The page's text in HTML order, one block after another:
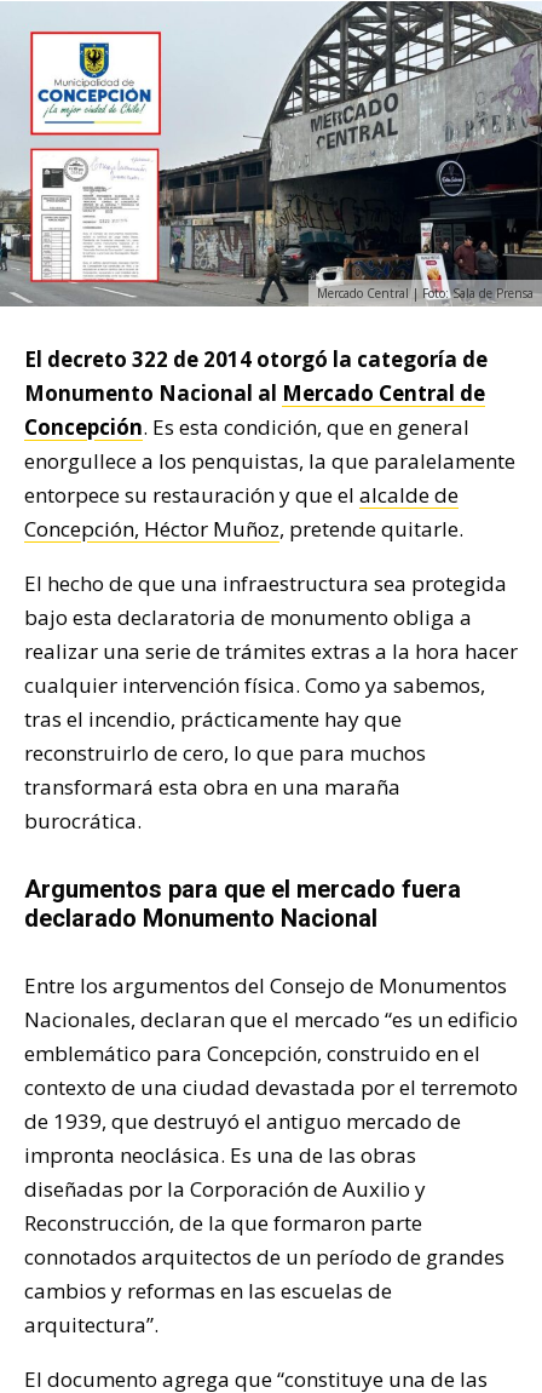
Mercado Central | Foto: Sala de Prensa
El decreto 322 de 2014 otorgó la categoría de
Monumento Nacional al Mercado Central de
Concepción. Es esta condición, que en general
enorgullece a los penquistas, la que paralelamente
entorpece su restauración y que el alcalde de
Concepción, Héctor Muñoz, pretende quitarle.
El hecho de que una infraestructura sea protegida
bajo esta declaratoria de monumento obliga a
realizar una serie de trámites extras a la hora hacer
cualquier intervención física. Como ya sabemos,
tras el incendio, prácticamente hay que
reconstruirlo de cero, lo que para muchos
transformará esta obra en una maraña
burocrática.
Argumentos para que el mercado fuera
declarado Monumento Nacional
Entre los argumentos del Consejo de Monumentos
Nacionales, declaran que el mercado “es un edificio
emblemático para Concepción, construido en el
contexto de una ciudad devastada por el terremoto
de 1939, que destruyó el antiguo mercado de
impronta neoclásica. Es una de las obras
diseñadas por la Corporación de Auxilio y
Reconstrucción, de la que formaron parte
connotados arquitectos de un período de grandes
cambios y reformas en las escuelas de
arquitectura”.
El documento agrega que “constituye una de las